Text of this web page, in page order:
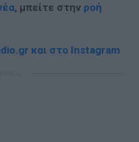
, μπείτε στην ροή
και στο Instagram